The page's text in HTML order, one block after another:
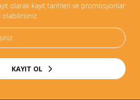
olarak kayıt tarihleri ve promosyonlar
olabilirsiniz.
KAYIT OL